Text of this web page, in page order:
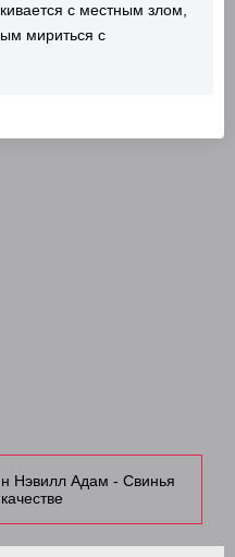
с местным злом,
мириться с
Нэвилл Адам - Свинья